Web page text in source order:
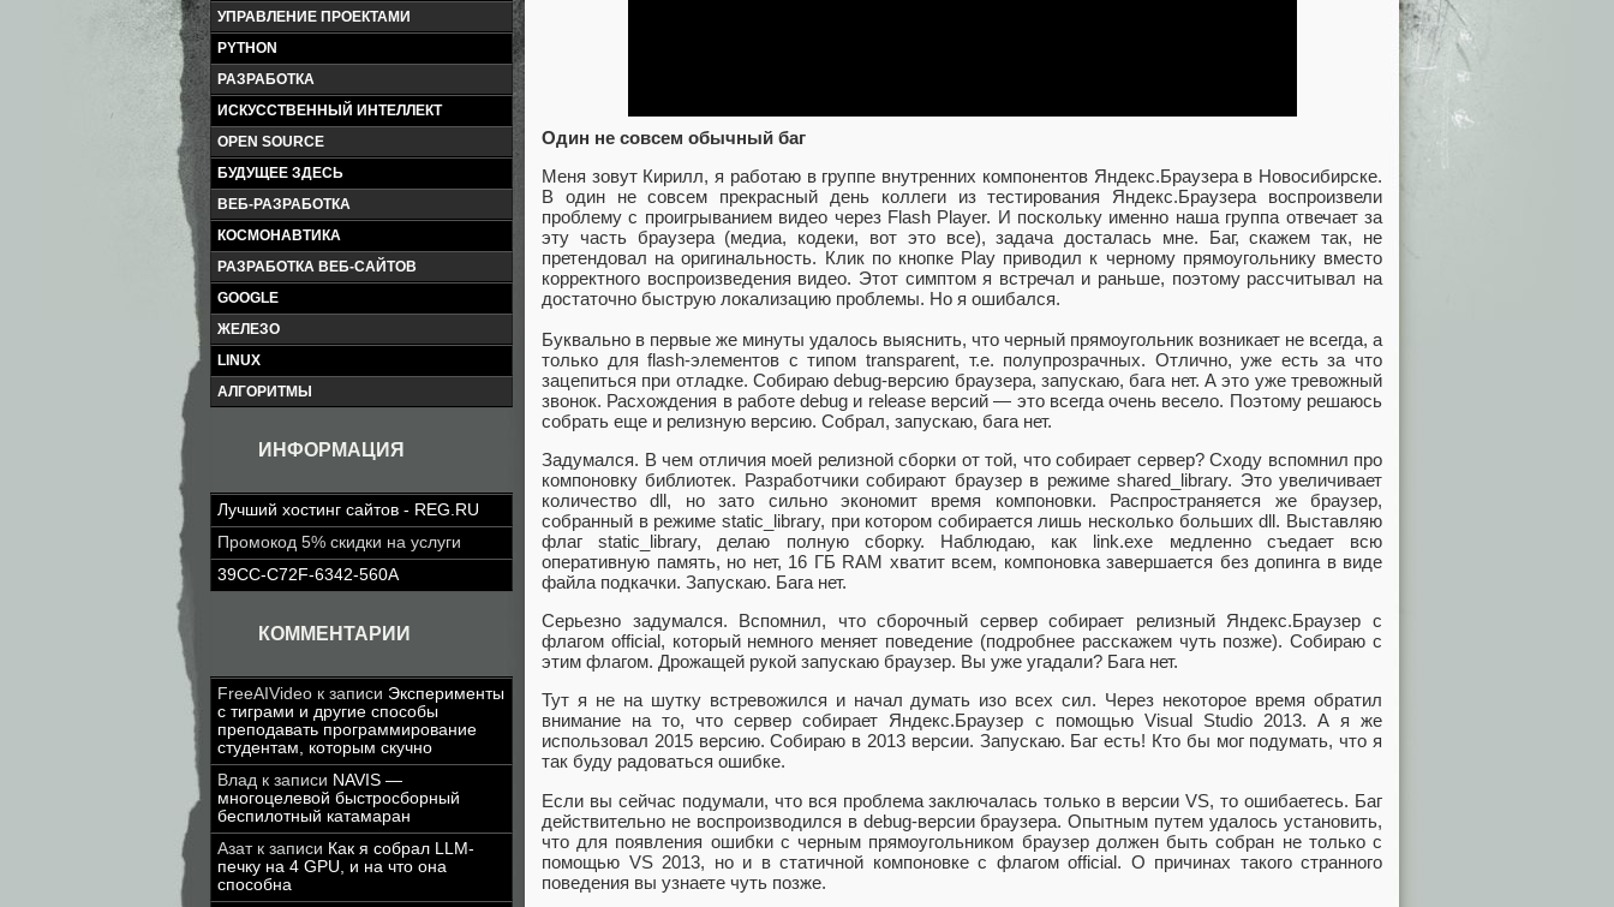
УПРАВЛЕНИЕ ПРОЕКТАМИ
PYTHON
РАЗРАБОТКА
ИСКУССТВЕННЫЙ ИНТЕЛЛЕКТ
OPEN SOURCE
БУДУЩЕЕ ЗДЕСЬ
ВЕБ-РАЗРАБОТКА
КОСМОНАВТИКА
РАЗРАБОТКА ВЕБ-САЙТОВ
GOOGLE
ЖЕЛЕЗО
LINUX
АЛГОРИТМЫ
ИНФОРМАЦИЯ
Лучший хостинг сайтов - REG.RU
Промокод 5% скидки на услуги
39CC-C72F-6342-560A
КОММЕНТАРИИ
FreeAIVideo к записи Эксперименты
с тиграми и другие способы
преподавать программирование
студентам, которым скучно
Влад к записи NAVIS —
многоцелевой быстросборный
беспилотный катамаран
Азатк записи Как я собрал LLM-
печку на 4 GPU, и на что она
способна
Один не совсем обычный баг
Меня зовут Кирилл, я работаю в группе внутренних компонентов Яндекс.Браузера в Новосибирске.
В один не совсем прекрасный день коллеги из тестирования Яндекс.Браузера воспроизвели
проблему с проигрыванием видео через Flash Player. И поскольку именно наша группа отвечает за
эту часть браузера (медиа, кодеки, вот это все), задача досталась мне. Баг, скажем так, не
претендовал на оригинальность. Клик по кнопке Play приводил к черному прямоугольнику вместо
корректного воспроизведения видео. Этот симптом я встречал и раньше, поэтому рассчитывал на
достаточно быструю локализацию проблемы. Но я ошибался.
Буквально в первые же минуты удалось выяснить, что черный прямоугольник возникает не всегда, а
только для flash-элементов с типом transparent, т.е. полупрозрачных. Отлично, уже есть за что
зацепиться при отладке. Собираю debug-версию браузера, запускаю, бага нет. А это уже тревожный
звонок. Расхождения в работе debug и release версий — это всегда очень весело. Поэтому решаюсь
собрать еще и релизную версию. Собрал, запускаю, бага нет.
Задумался. В чем отличия моей релизной сборки от той, что собирает сервер? Сходу вспомнил про
компоновку библиотек. Разработчики собирают браузер в режиме shared_library. Это увеличивает
количество dll, но зато сильно экономит время компоновки. Распространяется же браузер,
собранный в режиме static_library, при котором собирается лишь несколько больших dll. Выставляю
флаг static_library, делаю полную сборку. Наблюдаю, как link.exe медленно съедает всю
оперативную память, но нет, 16 ГБ RAM хватит всем, компоновка завершается без допинга в виде
файла подкачки. Запускаю. Бага нет.
Серьезно задумался. Вспомнил, что сборочный сервер собирает релизный Яндекс.Браузер с
флагом official, который немного меняет поведение (подробнее расскажем чуть позже). Собираю с
этим флагом. Дрожащей рукой запускаю браузер. Вы уже угадали? Бага нет.
Тут я не на шутку встревожился и начал думать изо всех сил. Через некоторое время обратил
внимание на то, что сервер собирает Яндекс.Браузер с помощью Visual Studio 2013. А я же
использовал 2015 версию. Собираю в 2013 версии. Запускаю. Баг есть! Кто бы мог подумать, что я
так буду радоваться ошибке.
Если вы сейчас подумали, что вся проблема заключалась только в версии VS, то ошибаетесь. Баг
действительно не воспроизводился в debug-версии браузера. Опытным путем удалось установить,
что для появления ошибки с черным прямоугольником браузер должен быть собран не только с
помощью VS 2013, но и в статичной компоновке с флагом official. О причинах такого странного
поведения вы узнаете чуть позже.